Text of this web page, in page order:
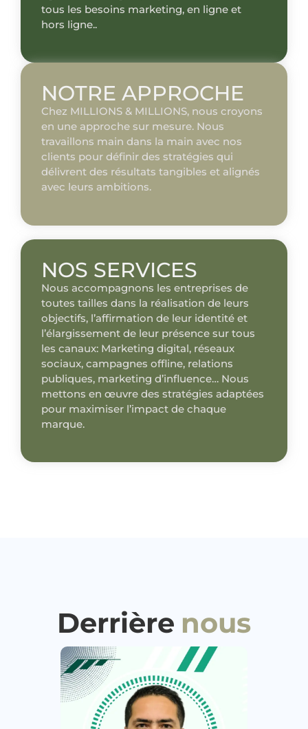
tous les besoins marketing, en ligne et
hors ligne..
NOTRE APPROCHE
Chez MILLIONS & MILLIONS, nous croyons
en une approche sur mesure. Nous
travaillons main dans la main avec nos
clients pour définir des stratégies qui
délivrent des résultats tangibles et alignés
avec leurs ambitions.
NOS SERVICES
Nous accompagnons les entreprises de
toutes tailles dans la réalisation de leurs
objectifs, l’affirmation de leur identité et
l’élargissement de leur présence sur tous
les canaux: Marketing digital, réseaux
sociaux, campagnes offline, relations
publiques, marketing d’influence… Nous
mettons en œuvre des stratégies adaptées
pour maximiser l’impact de chaque
marque.
Derrière nous